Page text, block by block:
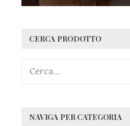
CERCA PRODOTTO
NAVIGA PER CATEGORIA